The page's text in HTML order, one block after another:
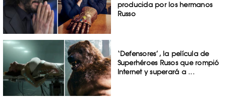
producida por los hermanos
Russo
‘Defensores’, la película de
Superhéroes Rusos que rompió
Internet y superará a ...